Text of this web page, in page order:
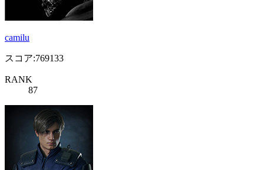
camilu
スコア:769133
RANK
87